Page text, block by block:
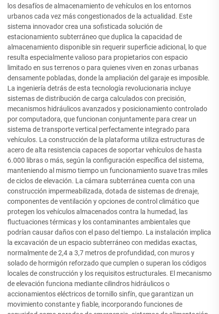
los desafíos de almacenamiento de vehículos en los entornos
urbanos cada vez más congestionados de la actualidad. Este
sistema innovador crea una sofisticada solución de
estacionamiento subterráneo que duplica la capacidad de
almacenamiento disponible sin requerir superficie adicional, lo que
resulta especialmente valioso para propietarios con espacio
limitado en sus terrenos o para quienes viven en zonas urbanas
densamente pobladas, donde la ampliación del garaje es imposible.
La ingeniería detrás de esta tecnología revolucionaria incluye
sistemas de distribución de carga calculados con precisión,
mecanismos hidráulicos avanzados y posicionamiento controlado
por computadora, que funcionan conjuntamente para crear un
sistema de transporte vertical perfectamente integrado para
vehículos. La construcción de la plataforma utiliza estructuras de
acero de alta resistencia capaces de soportar vehículos de hasta
6.000 libras o más, según la configuración específica del sistema,
manteniendo al mismo tiempo un funcionamiento suave tras miles
de ciclos de elevación. La cámara subterránea cuenta con una
construcción impermeabilizada, dotada de sistemas de drenaje,
componentes de ventilación y opciones de control climático que
protegen los vehículos almacenados contra la humedad, las
fluctuaciones térmicas y los contaminantes ambientales que
podrían causar daños con el paso del tiempo. La instalación implica
la excavación de un espacio subterráneo con medidas exactas,
normalmente de 2,4 a 3,7 metros de profundidad, con muros y
solado de hormigón reforzado que cumplen o superan los códigos
locales de construcción y los requisitos estructurales. El mecanismo
de elevación funciona mediante cilindros hidráulicos o
accionamientos eléctricos de tornillo sinfín, que garantizan un
movimiento constante y fiable, incorporando funciones de